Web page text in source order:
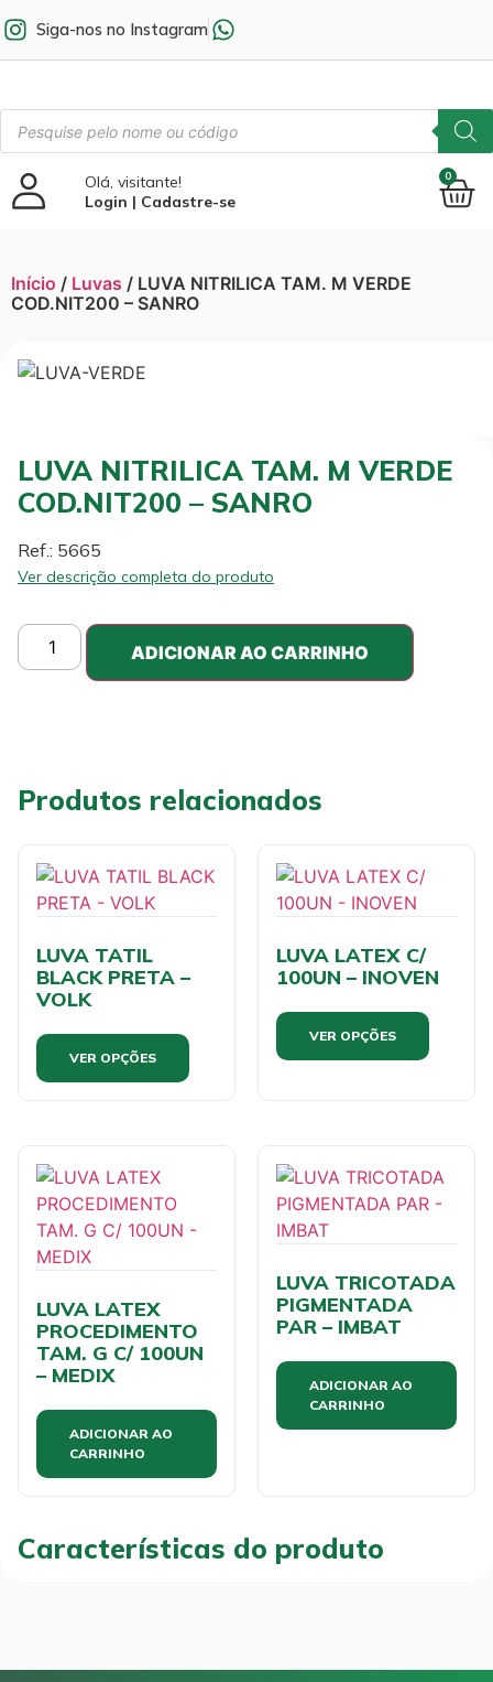
Siga-nos no Instagram
Olá, visitante!
Login | Cadastre-se
0
Início / Luvas / LUVA NITRILICA TAM. M VERDE
COD.NIT200 – SANRO
LUVA NITRILICA TAM. M VERDE
COD.NIT200 – SANRO
Ref.: 5665
Ver descrição completa do produto
ADICIONAR AO CARRINHO
Produtos relacionados
LUVA TATIL
BLACK PRETA –
VOLK
VER OPÇÕES
LUVA LATEX C/
100UN – INOVEN
VER OPÇÕES
LUVA LATEX
PROCEDIMENTO
TAM. G C/ 100UN
– MEDIX
ADICIONAR AO
CARRINHO
LUVA TRICOTADA
PIGMENTADA
PAR – IMBAT
ADICIONAR AO
CARRINHO
Características do produto